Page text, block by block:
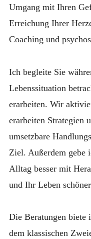
Umgang mit Ihren
Erreichung Ihrer
Coaching und
Ich begleite Sie
Lebenssituation
erarbeiten. Wir
erarbeiten Strategien
umsetzbare
Ziel. Außerdem gebe
Alltag besser mit
und Ihr Leben
Die Beratungen biete
dem klassischen